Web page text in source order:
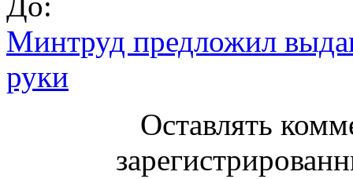
Минтруд предложил
руки
Оставлять